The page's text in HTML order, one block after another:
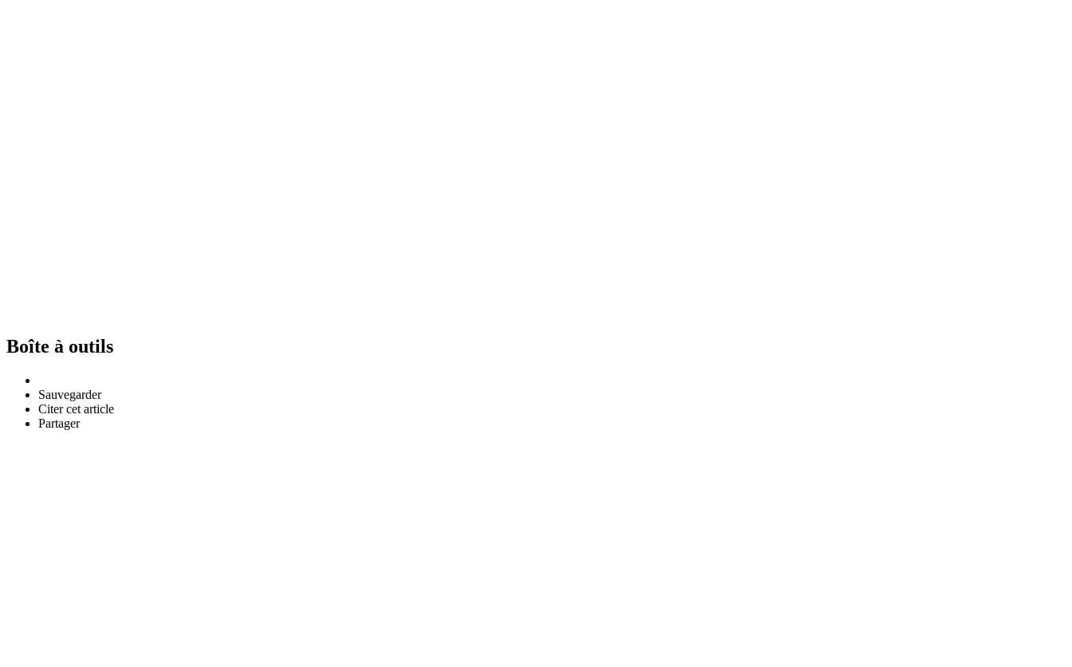
Boîte à outils
Sauvegarder
Citer cet article
Partager